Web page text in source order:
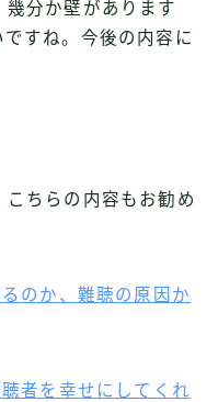
分か壁があります
すね。今後の内容に
ちらの内容もお勧め
のか、難聴の原因か
者を幸せにしてくれ